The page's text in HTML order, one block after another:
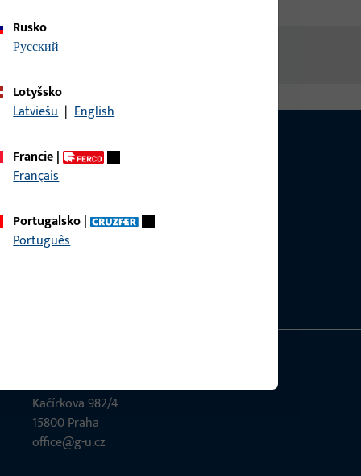
produktů, aplikací a projektů. Stačí nás
Rusko
русский
Lotyšsko
Latviešu | English
Francie|
Français
Portugalsko|
Português
Kačírkova 982/4
15800 Praha
office@g-u.cz